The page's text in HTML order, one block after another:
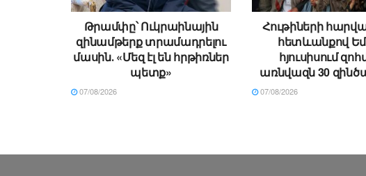
Թրամփը՝ Ուկրաինային
զինամթերք տրամադրելու
մասին․ «Մեզ էլ են հրթիռներ
պետք»
07/08/2026
Հութիների
հետևանքով
հյուսիսում
առնվազն 30
07/08/2026